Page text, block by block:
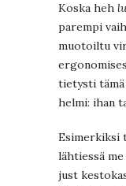
Koska heh
parempi
muotoiltu
tietysti
helmi: ihan
Esimerkiksi
lähtiessä
just